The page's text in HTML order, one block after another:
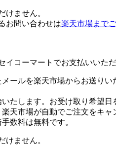
けません。
お問い合わせは楽天市場まで
コーマートでお支払いいただ
ールを楽天市場からお送りい
たします。お受け取り希望
天市場が自動でご注文をキャ
数料は無料です。
けません。